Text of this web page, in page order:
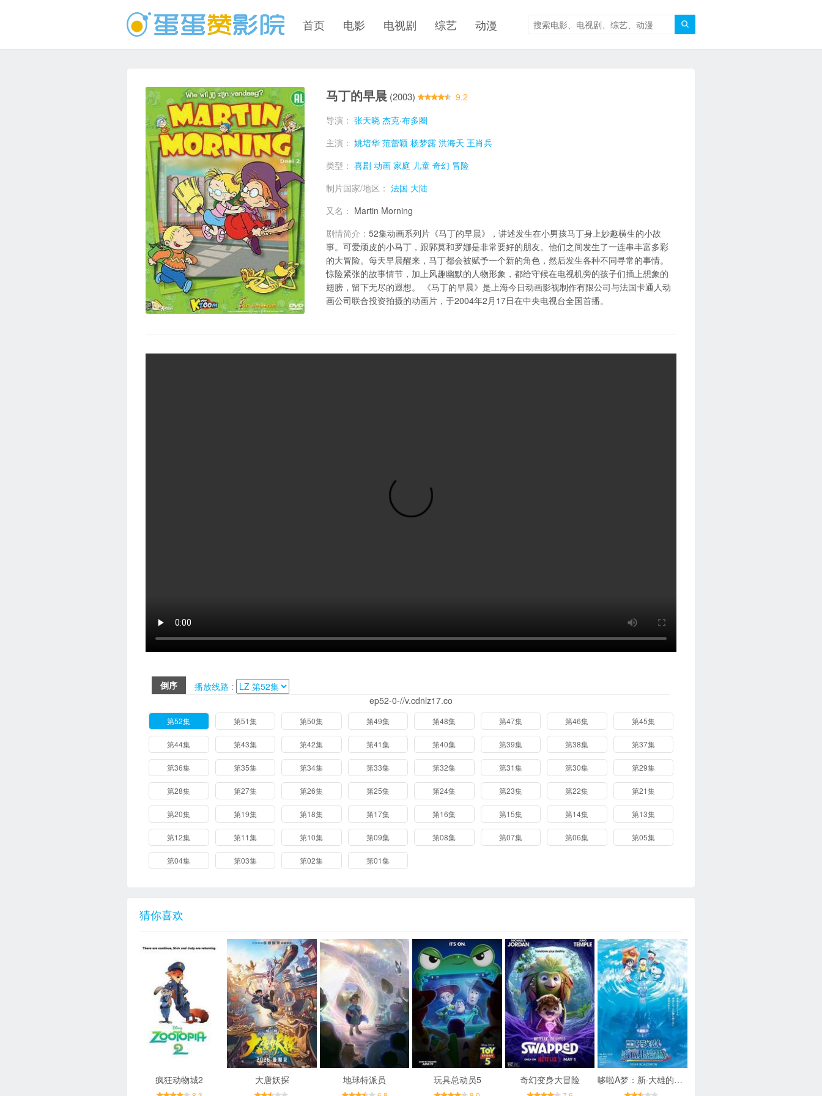

首页 电影 电视剧 综艺 动漫
马丁的早晨 (2003)
9.2
导演： 张天晓 杰克·布多圈
主演： 姚培华 范蕾颖 杨梦露 洪海天 王肖兵
类型： 喜剧 动画 家庭 儿童 奇幻 冒险
制片国家/地区： 法国 大陆
又名： Martin Morning
剧情简介： 52集动画系列片《马丁的早晨》，讲述发生在小男孩马丁身上妙趣横生的小故
事。可爱顽皮的小马丁，跟郭莫和罗娜是非常要好的朋友。他们之间发生了一连串丰富多彩
的大冒险。每天早晨醒来，马丁都会被赋予一个新的角色，然后发生各种不同寻常的事情。
惊险紧张的故事情节，加上风趣幽默的人物形象，都给守候在电视机旁的孩子们插上想象的
翅膀，留下无尽的遐想。 《马丁的早晨》是上海今日动画影视制作有限公司与法国卡通人动
画公司联合投资拍摄的动画片，于2004年2月17日在中央电视台全国首播。
倒序
播放线路 :
ep52-0-//v.cdnlz17.co
第52集 第51集 第50集 第49集 第48集 第47集 第46集 第45集
第44集 第43集 第42集 第41集 第40集 第39集 第38集 第37集
第36集 第35集 第34集 第33集 第32集 第31集 第30集 第29集
第28集 第27集 第26集 第25集 第24集 第23集 第22集 第21集
第20集 第19集 第18集 第17集 第16集 第15集 第14集 第13集
第12集 第11集 第10集 第09集 第08集 第07集 第06集 第05集
第04集 第03集 第02集 第01集
猜你喜欢
疯狂动物城2 大唐妖探 地球特派员 玩具总动员5 奇幻变身大冒险 哆啦A梦：新·大雄的海底鬼岩城